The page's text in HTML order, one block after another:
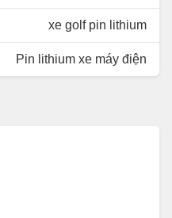
xe golf pin lithium
Pin lithium xe máy điện